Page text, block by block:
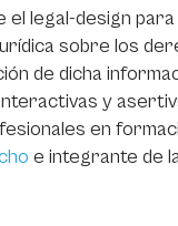
legal-design
sobre los
de dicha
y
en
e integrante de